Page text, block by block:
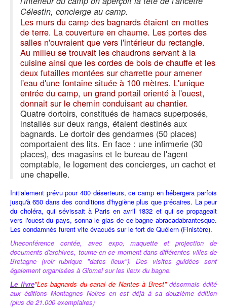
Célestin, concierge au camp.
Les murs du camp des bagnards étaient en mottes
de terre. La couverture en chaume. Les portes des
salles n'ouvraient que vers l'intérieur du rectangle.
Au milieu se trouvait les chaudrons servant à la
cuisine ainsi que les cordes de bois de chauffe et les
deux futailles montées sur charrette pour amener
l'eau d'une fontaine située à 100 mètres. L'unique
entrée du camp, un grand portail orienté à l'ouest,
donnait sur le chemin conduisant au chantier.
Quatre dortoirs, constitués de hamacs superposés,
installés sur deux rangs, étaient destinés aux
bagnards. Le dortoir des gendarmes (50 places)
comportaient des lits. En face : une infirmerie (30
places), des magasins et le bureau de l'agent
comptable, le logement des concierges, un cachot et
une chapelle.
Initialement prévu pour 400 déserteurs, ce camp en hébergera parfois
jusqu'à 650 dans des conditions d'hygiène plus que précaires. La peur
du choléra, qui sévissait à Paris en avril 1832 et qui se propageait
vers l'ouest du pays, sonna le glas de ce bagne abracadabrantesque.
Les condamnés furent vite évacués sur le fort de Quélern (Finistère).
Uneconférence contée, avec expo, maquette et projection de
documents d'archives, tourne en ce moment dans différentes villes de
Bretagne (voir rubrique "dates lieux"). Des visites guidées sont
également organisées à Glomel sur les lieux du bagne.
Le livre"Les bagnards du canal de Nantes à Brest"désormais édité
aux éditions Montagnes Noires en est déjà à sa douzième édition
(plus de 21.000 exemplaires)